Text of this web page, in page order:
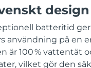
design
batteritid
användning på en
är 100 % vattentät
vilket gör den